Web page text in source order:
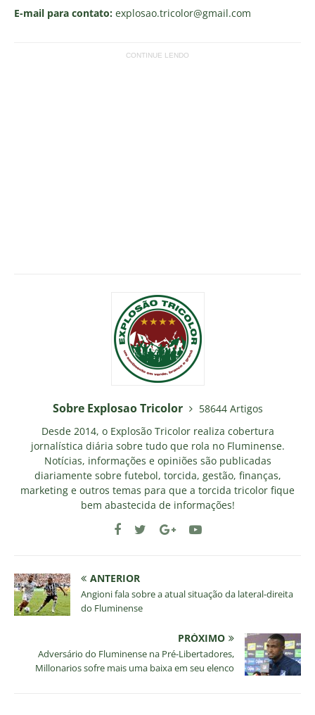
E-mail para contato: explosao.tricolor@gmail.com
CONTINUE LENDO
Sobre Explosao Tricolor
58644 Artigos
Desde 2014, o Explosão Tricolor realiza cobertura
jornalística diária sobre tudo que rola no Fluminense.
Notícias, informações e opiniões são publicadas
diariamente sobre futebol, torcida, gestão, finanças,
marketing e outros temas para que a torcida tricolor fique
bem abastecida de informações!
ANTERIOR
Angioni fala sobre a atual situação da lateral-direita
do Fluminense
PRÓXIMO
Adversário do Fluminense na Pré-Libertadores,
Millonarios sofre mais uma baixa em seu elenco